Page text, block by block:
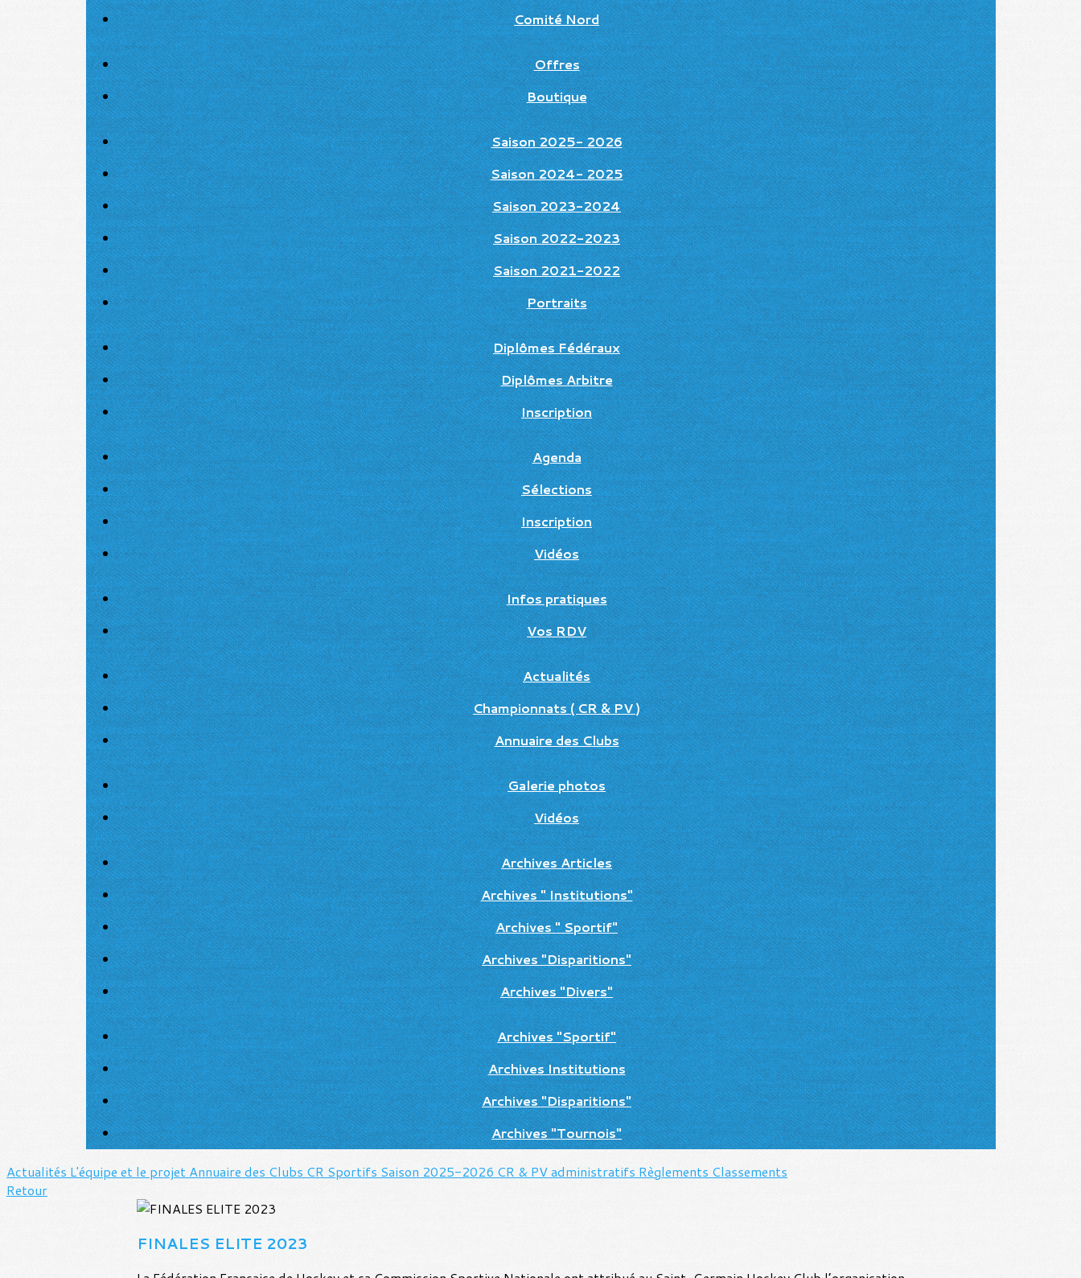
Comité Nord
Offres
Boutique
Saison 2025- 2026
Saison 2024- 2025
Saison 2023-2024
Saison 2022-2023
Saison 2021-2022
Portraits
Diplômes Fédéraux
Diplômes Arbitre
Inscription
Agenda
Sélections
Inscription
Vidéos
Infos pratiques
Vos RDV
Actualités
Championnats ( CR & PV )
Annuaire des Clubs
Galerie photos
Vidéos
Archives Articles
Archives " Institutions"
Archives " Sportif"
Archives "Disparitions"
Archives "Divers"
Archives "Sportif"
Archives Institutions
Archives "Disparitions"
Archives "Tournois"
Actualités L'équipe et le projet Annuaire des Clubs CR Sportifs Saison 2025-2026 CR & PV administratifs Règlements Classements
Retour
FINALES ELITE 2023